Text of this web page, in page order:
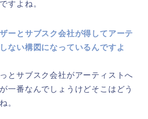
すよね。
ーとサブスク会社が得してアーテ
ない構図になっているんですよ
とサブスク会社がアーティストへ
一番なんでしょうけどそこはどう
。